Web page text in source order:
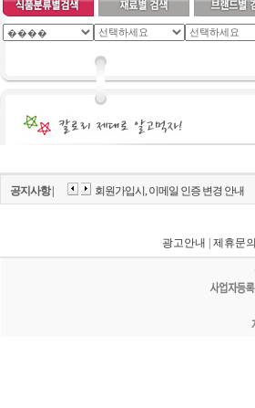
공지사항 | 회원가입시, 이메일 인증 변경 안내
광고안내 제휴문의